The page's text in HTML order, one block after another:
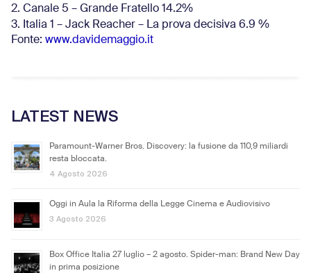
2. Canale 5 – Grande Fratello 14.2%
3. Italia 1 – Jack Reacher – La prova decisiva 6.9 %
Fonte: www.davidemaggio.it
LATEST NEWS
Paramount-Warner Bros. Discovery: la fusione da 110,9 miliardi
resta bloccata.
4 Agosto 2026
Oggi in Aula la Riforma della Legge Cinema e Audiovisivo
3 Agosto 2026
Box Office Italia 27 luglio – 2 agosto. Spider-man: Brand New Day
in prima posizione